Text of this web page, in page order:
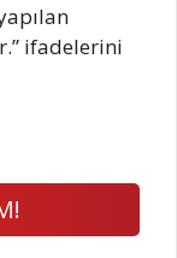
ifadelerini